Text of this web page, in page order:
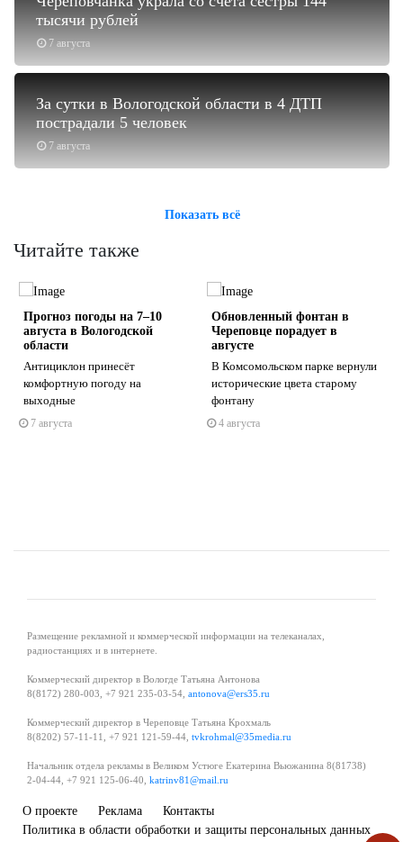
7 августа
тысячи рублей
7 августа
За сутки в Вологодской области в 4 ДТП
пострадали 5 человек
Показать всё
Читайте также
Прогноз погоды на 7–10
августа в Вологодской
области
Антициклон принесёт
комфортную погоду на
выходные
7 августа
Обновленный фонтан в
Череповце порадует в
августе
В Комсомольском парке вернули
исторические цвета старому
фонтану
4 августа
Размещение рекламной и коммерческой информации на телеканалах,
радиостанциях и в интернете.
Коммерческий директор в Вологде Татьяна Антонова
8(8172) 280-003, +7 921 235-03-54, antonova@ers35.ru
Коммерческий директор в Череповце Татьяна Крохмаль
8(8202) 57-11-11, +7 921 121-59-44, tvkrohmal@35media.ru
Начальник отдела рекламы в Великом Устюге Екатерина Вьюжанина 8(81738)
2-04-44, +7 921 125-06-40, katrinv81@mail.ru
О проекте Реклама
Контакты
Политика в области обработки и защиты персональных данных